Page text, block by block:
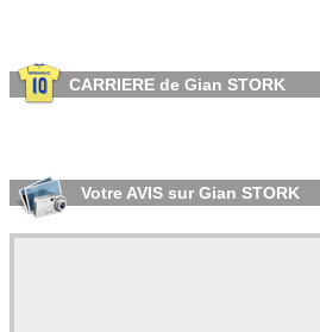
CARRIERE de Gian STORK
Votre AVIS sur Gian STORK